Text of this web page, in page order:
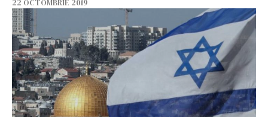
22 OCTOMBRIE 2019